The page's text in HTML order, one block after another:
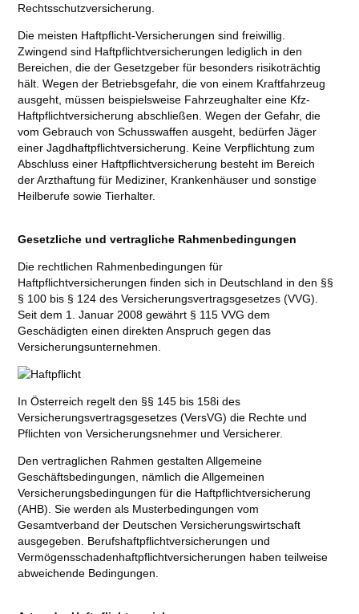
Rechtsschutzversicherung.
Die meisten Haftpflicht-Versicherungen sind freiwillig.
Zwingend sind Haftpflichtversicherungen lediglich in den
Bereichen, die der Gesetzgeber für besonders risikoträchtig
hält. Wegen der Betriebsgefahr, die von einem Kraftfahrzeug
ausgeht, müssen beispielsweise Fahrzeughalter eine Kfz-
Haftpflichtversicherung abschließen. Wegen der Gefahr, die
vom Gebrauch von Schusswaffen ausgeht, bedürfen Jäger
einer Jagdhaftpflichtversicherung. Keine Verpflichtung zum
Abschluss einer Haftpflichtversicherung besteht im Bereich
der Arzthaftung für Mediziner, Krankenhäuser und sonstige
Heilberufe sowie Tierhalter.
Gesetzliche und vertragliche Rahmenbedingungen
Die rechtlichen Rahmenbedingungen für
Haftpflichtversicherungen finden sich in Deutschland in den §§
§ 100 bis § 124 des Versicherungsvertragsgesetzes (VVG).
Seit dem 1. Januar 2008 gewährt § 115 VVG dem
Geschädigten einen direkten Anspruch gegen das
Versicherungsunternehmen.
In Österreich regelt den §§ 145 bis 158i des
Versicherungsvertragsgesetzes (VersVG) die Rechte und
Pflichten von Versicherungsnehmer und Versicherer.
Den vertraglichen Rahmen gestalten Allgemeine
Geschäftsbedingungen, nämlich die Allgemeinen
Versicherungsbedingungen für die Haftpflichtversicherung
(AHB). Sie werden als Musterbedingungen vom
Gesamtverband der Deutschen Versicherungswirtschaft
ausgegeben. Berufshaftpflichtversicherungen und
Vermögensschadenhaftpflichtversicherungen haben teilweise
abweichende Bedingungen.